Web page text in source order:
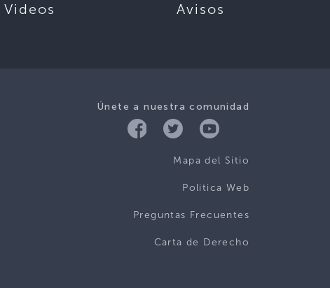
Videos Avisos
Únete a nuestra comunidad
Mapa del Sitio
Politica Web
Preguntas Frecuentes
Carta de Derecho